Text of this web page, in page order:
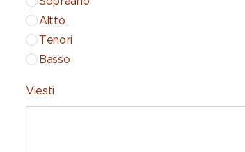
Altto
Tenori
Basso
Viesti